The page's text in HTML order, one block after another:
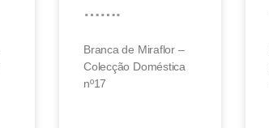
…….
Branca de Miraflor –
Colecção Doméstica
nº17